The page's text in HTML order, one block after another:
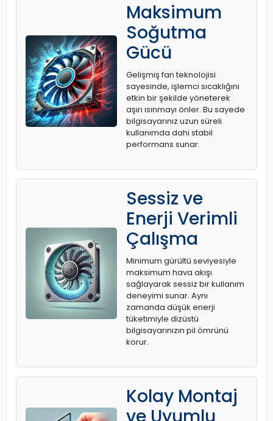
Maksimum
Soğutma
Gücü
Gelişmiş fan teknolojisi
sayesinde, işlemci sıcaklığını
etkin bir şekilde yöneterek
aşırı ısınmayı önler. Bu sayede
bilgisayarınız uzun süreli
kullanımda dahi stabil
performans sunar.
Sessiz ve
Enerji Verimli
Çalışma
Minimum gürültü seviyesiyle
maksimum hava akışı
sağlayarak sessiz bir kullanım
deneyimi sunar. Aynı
zamanda düşük enerji
tüketimiyle dizüstü
bilgisayarınızın pil ömrünü
korur.
Kolay Montaj